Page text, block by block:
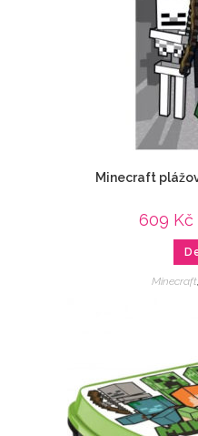
Minecraft
609 Kč
Minecraft